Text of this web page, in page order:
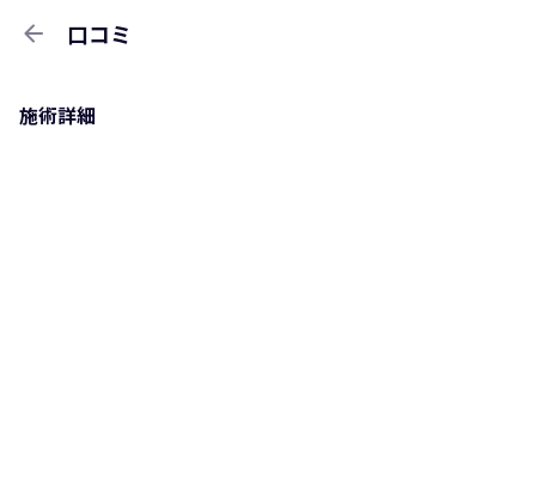
arrow_back 口コミ
施術詳細